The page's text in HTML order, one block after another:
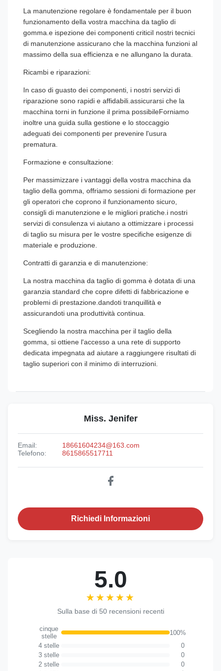
La manutenzione regolare è fondamentale per il buon
funzionamento della vostra macchina da taglio di
gomma.e ispezione dei componenti criticiI nostri tecnici
di manutenzione assicurano che la macchina funzioni al
massimo della sua efficienza e ne allungano la durata.
Ricambi e riparazioni:
In caso di guasto dei componenti, i nostri servizi di
riparazione sono rapidi e affidabili.assicurarsi che la
macchina torni in funzione il prima possibileForniamo
inoltre una guida sulla gestione e lo stoccaggio
adeguati dei componenti per prevenire l'usura
prematura.
Formazione e consultazione:
Per massimizzare i vantaggi della vostra macchina da
taglio della gomma, offriamo sessioni di formazione per
gli operatori che coprono il funzionamento sicuro,
consigli di manutenzione e le migliori pratiche.i nostri
servizi di consulenza vi aiutano a ottimizzare i processi
di taglio su misura per le vostre specifiche esigenze di
materiale e produzione.
Contratti di garanzia e di manutenzione:
La nostra macchina da taglio di gomma è dotata di una
garanzia standard che copre difetti di fabbricazione e
problemi di prestazione.dandoti tranquillità e
assicurandoti una produttività continua.
Scegliendo la nostra macchina per il taglio della
gomma, si ottiene l'accesso a una rete di supporto
dedicata impegnata ad aiutare a raggiungere risultati di
taglio superiori con il minimo di interruzioni.
Miss. Jenifer
Email:
18661604234@163.com
Telefono:
8615865517711
Richiedi Informazioni
5.0
★★★★★
★★★★★
Sulla base di 50 recensioni recenti
cinque
stelle
100%
4 stelle
0
3 stelle
0
2 stelle
0